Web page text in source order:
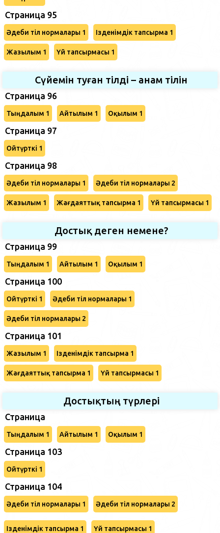
Страница 95
Әдеби тіл нормалары 1 Ізденімдік тапсырма 1
Жазылым 1 Үй тапсырмасы 1
Сүйемін туған тілді – анам тілін
Страница 96
Тыңдалым 1 Айтылым 1 Оқылым 1
Страница 97
Ойтүрткі 1
Страница 98
Әдеби тіл нормалары 1 Әдеби тіл нормалары 2
Жазылым 1 Жағдаяттық тапсырма 1 Үй тапсырмасы 1
Достық деген немене?
Страница 99
Тыңдалым 1 Айтылым 1 Оқылым 1
Страница 100
Ойтүрткі 1 Әдеби тіл нормалары 1
Әдеби тіл нормалары 2
Страница 101
Жазылым 1 Ізденімдік тапсырма 1
Жағдаяттық тапсырма 1 Үй тапсырмасы 1
Достықтың түрлері
Страница
Тыңдалым 1 Айтылым 1 Оқылым 1
Страница 103
Ойтүрткі 1
Страница 104
Әдеби тіл нормалары 1 Әдеби тіл нормалары 2
Ізденімдік тапсырма 1 Үй тапсырмасы 1